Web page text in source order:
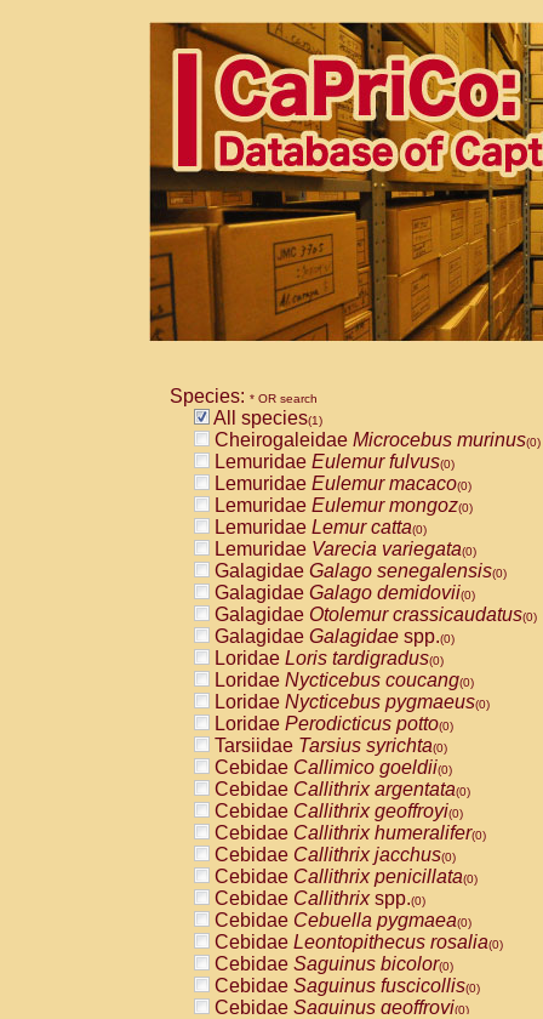
Species: * OR search
All species(1)
Cheirogaleidae Microcebus murinus(0)
Lemuridae Eulemur fulvus(0)
Lemuridae Eulemur macaco(0)
Lemuridae Eulemur mongoz(0)
Lemuridae Lemur catta(0)
Lemuridae Varecia variegata(0)
Galagidae Galago senegalensis(0)
Galagidae Galago demidovii(0)
Galagidae Otolemur crassicaudatus(0)
Galagidae Galagidae spp.(0)
Loridae Loris tardigradus(0)
Loridae Nycticebus coucang(0)
Loridae Nycticebus pygmaeus(0)
Loridae Perodicticus potto(0)
Tarsiidae Tarsius syrichta(0)
Cebidae Callimico goeldii(0)
Cebidae Callithrix argentata(0)
Cebidae Callithrix geoffroyi(0)
Cebidae Callithrix humeralifer(0)
Cebidae Callithrix jacchus(0)
Cebidae Callithrix penicillata(0)
Cebidae Callithrixspp.(0)
Cebidae Cebuella pygmaea(0)
Cebidae Leontopithecus rosalia(0)
Cebidae Saguinus bicolor(0)
Cebidae Saguinus fuscicollis(0)
Cebidae Saguinus geoffroyi(0)